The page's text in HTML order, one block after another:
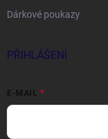
Dárkové poukazy
PŘIHLÁŠENÍ
E-MAIL